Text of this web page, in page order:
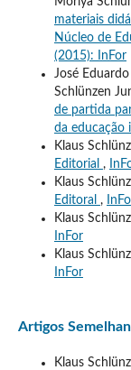
materiais
Núcleo de
(2015): InFor
José
Schlünzen
de partida
da educação
Klaus
Editorial ,
Klaus
Editoral ,
Klaus
InFor
Klaus
InFor
Artigos
Klaus